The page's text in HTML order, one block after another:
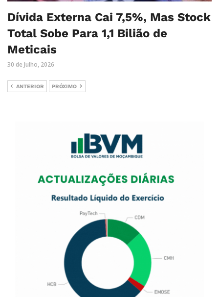
Dívida Externa Cai 7,5%, Mas Stock
Total Sobe Para 1,1 Bilião de
Meticais
30 de Julho, 2026
ANTERIOR PRÓXIMO